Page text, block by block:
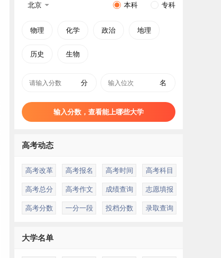
北京 本科 专科
物理 化学 政治 地理
历史 生物
分 名
输入分数，查看能上哪些大学
高考动态
高考改革 高考报名 高考时间 高考科目
高考总分 高考作文 成绩查询 志愿填报
高考分数 一分一段 投档分数 录取查询
大学名单